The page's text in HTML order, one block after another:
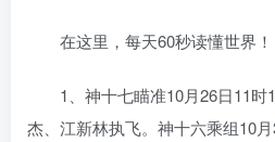
在这里，每天60秒读懂世界！
1、神十七瞄准10月26日11
杰、江新林执飞。神十六乘组10